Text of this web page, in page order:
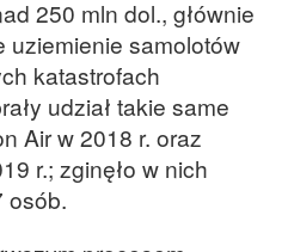
250 mln dol., głównie
uziemienie samolotów
katastrofach
udział takie same
Air w 2018 r. oraz
r.; zginęło w nich
osób.